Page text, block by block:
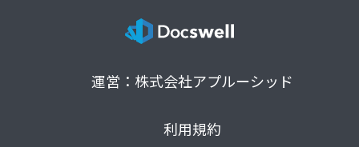
運営：株式会社アプルーシッド
利用規約